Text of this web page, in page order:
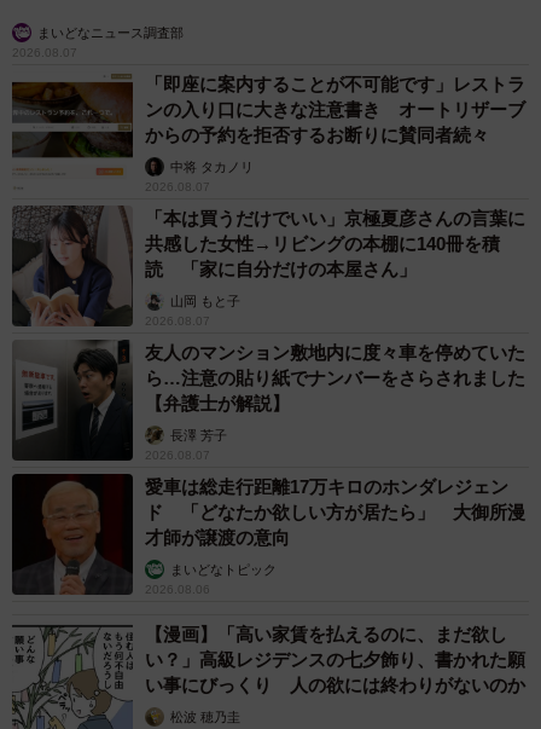
まいどなニュース調査部
2026.08.07
「即座に案内することが不可能です」レストラ
ンの入り口に大きな注意書き オートリザーブ
からの予約を拒否するお断りに賛同者続々
中将 タカノリ
2026.08.07
「本は買うだけでいい」京極夏彦さんの言葉に
共感した女性→リビングの本棚に140冊を積
読 「家に自分だけの本屋さん」
山岡 もと子
2026.08.07
友人のマンション敷地内に度々車を停めていた
ら…注意の貼り紙でナンバーをさらされました
【弁護士が解説】
長澤 芳子
2026.08.07
愛車は総走行距離17万キロのホンダレジェン
ド 「どなたか欲しい方が居たら」 大御所漫
才師が譲渡の意向
まいどなトピック
2026.08.06
【漫画】「高い家賃を払えるのに、まだ欲し
い？」高級レジデンスの七夕飾り、書かれた願
い事にびっくり 人の欲には終わりがないのか
松波 穂乃圭